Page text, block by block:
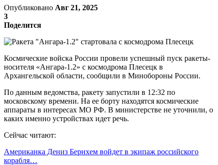
Опубликовано Авг 21, 2025
3
Поделится
Космические войска России провели успешный пуск ракеты-
носителя «Ангара-1.2» с космодрома Плесецк в
Архангельской области, сообщили в Минобороны России.
По данным ведомства, ракету запустили в 12:32 по
московскому времени. На ее борту находятся космические
аппараты в интересах МО РФ. В министерстве не уточнили, о
каких именно устройствах идет речь.
Сейчас читают:
Американка Дениз Бернхем войдет в экипаж российского
корабля…